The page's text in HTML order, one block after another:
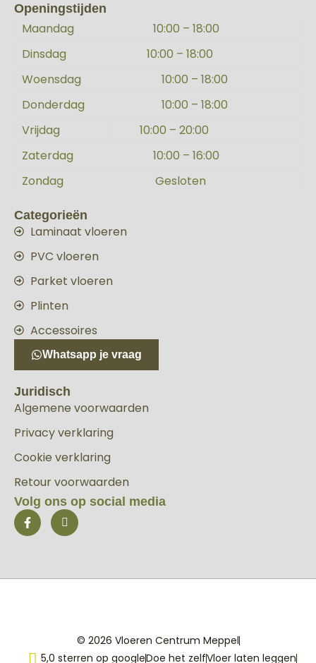
Openingstijden
Maandag
10:00 – 18:00
Dinsdag
10:00 – 18:00
Woensdag
10:00 – 18:00
Donderdag
10:00 – 18:00
Vrijdag
10:00 – 20:00
Zaterdag
10:00 – 16:00
Zondag
Gesloten
Categorieën
Laminaat vloeren
PVC vloeren
Parket vloeren
Plinten
Accessoires
Whatsapp je vraag
Juridisch
Algemene voorwaarden
Privacy verklaring
Cookie verklaring
Retour voorwaarden
Volg ons op social media
© 2026 Vloeren Centrum Meppel
5,0 sterren op googleDoe het zelfVloer laten leggen